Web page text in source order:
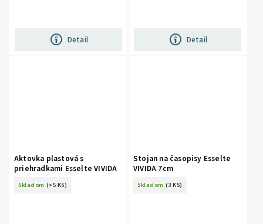
Detail Detail
Aktovka plastová s
priehradkami Esselte VIVIDA
Skladom (>5 KS)
Stojan na časopisy Esselte
VIVIDA 7cm
Skladom (3 KS)